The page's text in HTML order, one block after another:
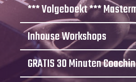
*** Volgeboekt ***
Inhouse Workshops
GRATIS 30 Minuten